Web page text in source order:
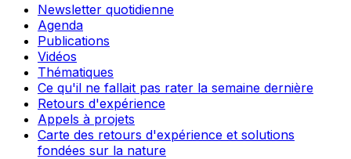
Newsletter quotidienne
Agenda
Publications
Vidéos
Thématiques
Ce qu'il ne fallait pas rater la semaine dernière
Retours d'expérience
Appels à projets
Carte des retours d'expérience et solutions
fondées sur la nature